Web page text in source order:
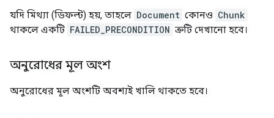
যদি মিথ্যা (ডিফল্ট) হয়, তাহলে Document কোনও Chunk
থাকলে একটি FAILED_PRECONDITION ত্রুটি দেখানো হবে।
অনুরোধের মূল অংশ
অনুরোধের মূল অংশটি অবশ্যই খালি থাকতে হবে।